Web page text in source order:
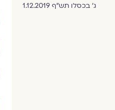
ג' בכסלו תש"ף 1.12.2019